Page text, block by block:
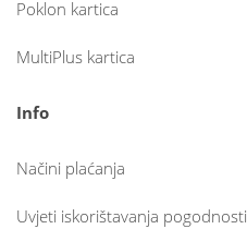
Poklon kartica
MultiPlus kartica
Info
Načini plaćanja
Uvjeti iskorištavanja pogodnosti